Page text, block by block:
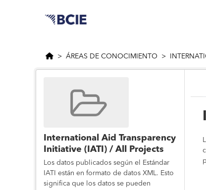
ÁREAS DE CONOCIMIENTO
International Aid Transparency
Initiative (IATI) / All Projects
Los datos publicados según el Estándar
IATI están en formato de datos XML. Esto
significa que los datos se pueden